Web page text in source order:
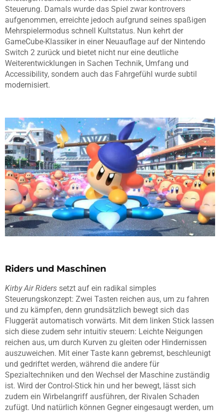
Steuerung. Damals wurde das Spiel zwar kontrovers
aufgenommen, erreichte jedoch aufgrund seines spaßigen
Mehrspielermodus schnell Kultstatus. Nun kehrt der
GameCube-Klassiker in einer Neuauflage auf der Nintendo
Switch 2 zurück und bietet nicht nur eine deutliche
Weiterentwicklungen in Sachen Technik, Umfang und
Accessibility, sondern auch das Fahrgefühl wurde subtil
modernisiert.
Riders und Maschinen
Kirby Air Riders setzt auf ein radikal simples
Steuerungskonzept: Zwei Tasten reichen aus, um zu fahren
und zu kämpfen, denn grundsätzlich bewegt sich das
Fluggerät automatisch vorwärts. Mit dem linken Stick lassen
sich diese zudem sehr intuitiv steuern: Leichte Neigungen
reichen aus, um durch Kurven zu gleiten oder Hindernissen
auszuweichen. Mit einer Taste kann gebremst, beschleunigt
und gedriftet werden, während die andere für
Spezialtechniken und den Wechsel der Maschine zuständig
ist. Wird der Control-Stick hin und her bewegt, lässt sich
zudem ein Wirbelangriff ausführen, der Rivalen Schaden
zufügt. Und natürlich können Gegner eingesaugt werden, um